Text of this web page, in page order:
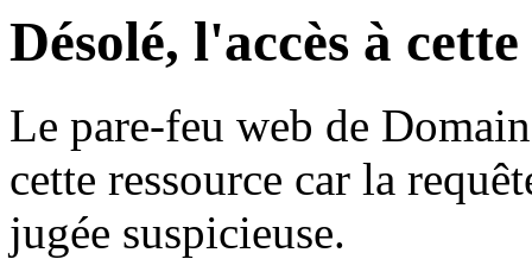
Désolé, l'accès à
Le pare-feu web de
cette ressource car la
jugée suspicieuse.